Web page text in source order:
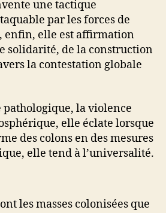
une tactique
par les forces de
enfin, elle est affirmation
solidarité, de la construction
la contestation globale
la violence
elle éclate lorsque
des colons en des mesures
elle tend à l’universalité.
les masses colonisées que